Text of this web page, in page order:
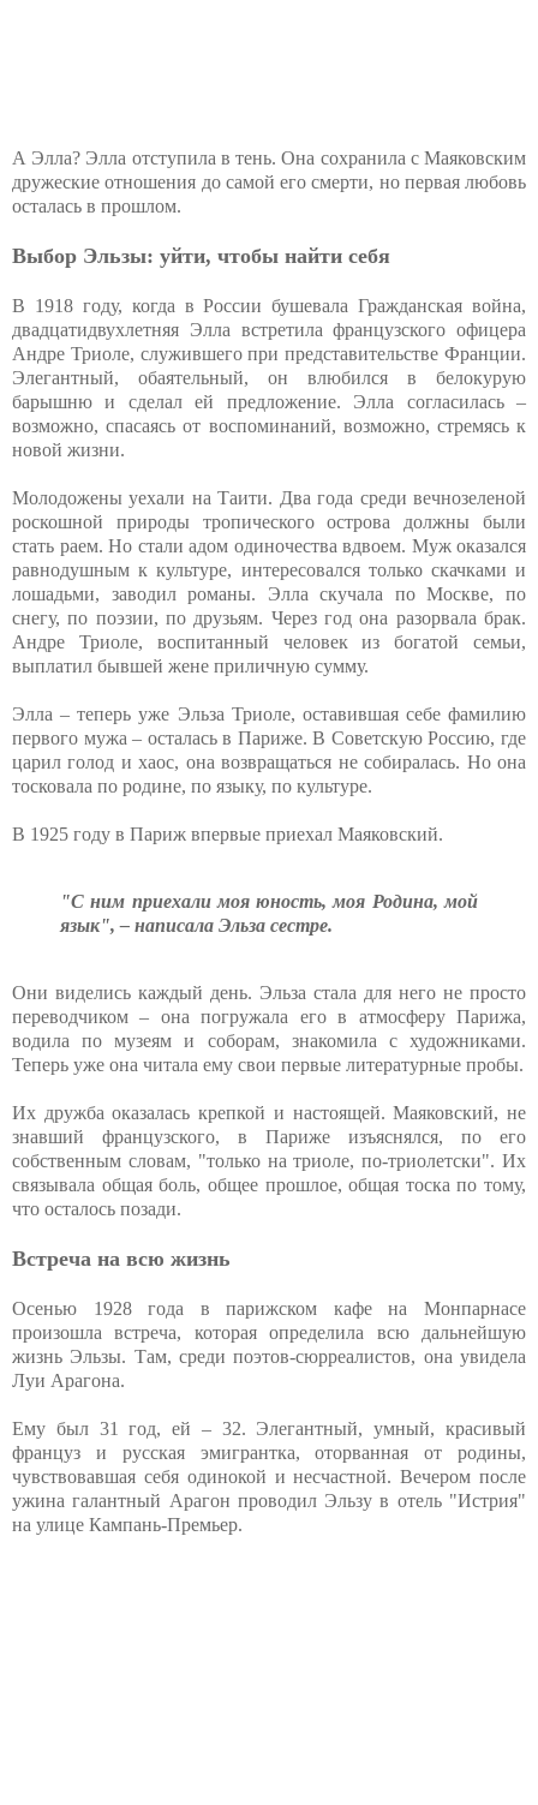
А Элла? Элла отступила в тень. Она сохранила с Маяковским
дружеские отношения до самой его смерти, но первая любовь
осталась в прошлом.
Выбор Эльзы: уйти, чтобы найти себя
В 1918 году, когда в России бушевала Гражданская война,
двадцатидвухлетняя Элла встретила французского офицера
Андре Триоле, служившего при представительстве Франции.
Элегантный, обаятельный, он влюбился в белокурую
барышню и сделал ей предложение. Элла согласилась –
возможно, спасаясь от воспоминаний, возможно, стремясь к
новой жизни.
Молодожены уехали на Таити. Два года среди вечнозеленой
роскошной природы тропического острова должны были
стать раем. Но стали адом одиночества вдвоем. Муж оказался
равнодушным к культуре, интересовался только скачками и
лошадьми, заводил романы. Элла скучала по Москве, по
снегу, по поэзии, по друзьям. Через год она разорвала брак.
Андре Триоле, воспитанный человек из богатой семьи,
выплатил бывшей жене приличную сумму.
Элла – теперь уже Эльза Триоле, оставившая себе фамилию
первого мужа – осталась в Париже. В Советскую Россию, где
царил голод и хаос, она возвращаться не собиралась. Но она
тосковала по родине, по языку, по культуре.
В 1925 году в Париж впервые приехал Маяковский.
"С ним приехали моя юность, моя Родина, мой
язык", – написала Эльза сестре.
Они виделись каждый день. Эльза стала для него не просто
переводчиком – она погружала его в атмосферу Парижа,
водила по музеям и соборам, знакомила с художниками.
Теперь уже она читала ему свои первые литературные пробы.
Их дружба оказалась крепкой и настоящей. Маяковский, не
знавший французского, в Париже изъяснялся, по его
собственным словам, "только на триоле, по-триолетски". Их
связывала общая боль, общее прошлое, общая тоска по тому,
что осталось позади.
Встреча на всю жизнь
Осенью 1928 года в парижском кафе на Монпарнасе
произошла встреча, которая определила всю дальнейшую
жизнь Эльзы. Там, среди поэтов-сюрреалистов, она увидела
Луи Арагона.
Ему был 31 год, ей – 32. Элегантный, умный, красивый
француз и русская эмигрантка, оторванная от родины,
чувствовавшая себя одинокой и несчастной. Вечером после
ужина галантный Арагон проводил Эльзу в отель "Истрия"
на улице Кампань-Премьер.